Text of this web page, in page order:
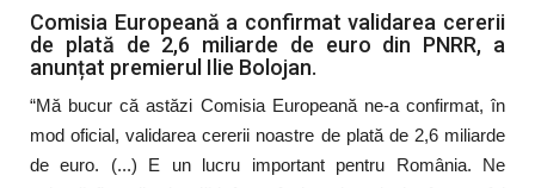
Comisia Europeană a confirmat validarea cererii
de plată de 2,6 miliarde de euro din PNRR, a
anunțat premierul Ilie Bolojan.
“Mă bucur că astăzi Comisia Europeană ne-a confirmat, în
mod oficial, validarea cererii noastre de plată de 2,6 miliarde
de euro. (...) E un lucru important pentru România. Ne